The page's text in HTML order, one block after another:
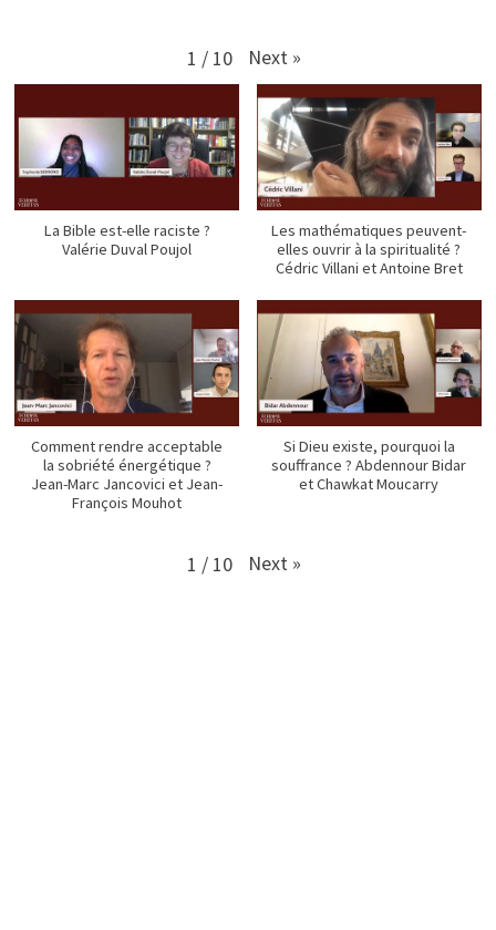
1 / 10 Next »
La Bible est-elle raciste ?
Valérie Duval Poujol
Les mathématiques peuvent-
elles ouvrir à la spiritualité ?
Cédric Villani et Antoine Bret
Comment rendre acceptable
la sobriété énergétique ?
Jean-Marc Jancovici et Jean-
François Mouhot
Si Dieu existe, pourquoi la
souffrance ? Abdennour Bidar
et Chawkat Moucarry
1 / 10 Next »